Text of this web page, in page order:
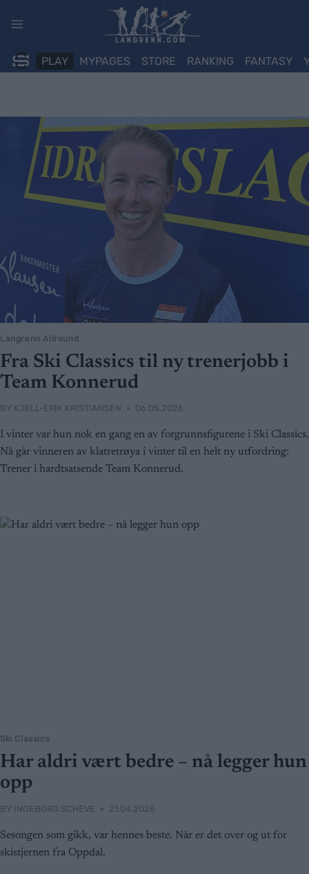
PLAY MYPAGES STORE RANKING FANTASY
Langrenn Allround
Fra Ski Classics til ny trenerjobb i
Team Konnerud
BY KJELL-ERIK KRISTIANSEN 06.05.2026
I vinter var hun nok en gang en av forgrunnsfigurene i Ski Classics.
Nå går vinneren av klatretrøya i vinter til en helt ny utfordring:
Trener i hardtsatsende Team Konnerud.
Ski Classics
Har aldri vært bedre – nå legger hun
opp
BY INGEBORG SCHEVE 21.04.2026
Sesongen som gikk, var hennes beste. Når er det over og ut for
skistjernen fra Oppdal.